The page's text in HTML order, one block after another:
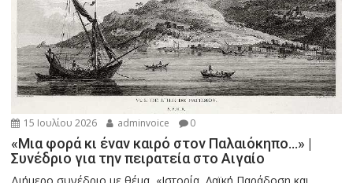
15 Ιουλίου 2026 adminvoice 0
«Μια φορά κι έναν καιρό στον Παλαιόκηπο…» |
Συνέδριο για την πειρατεία στο Αιγαίο